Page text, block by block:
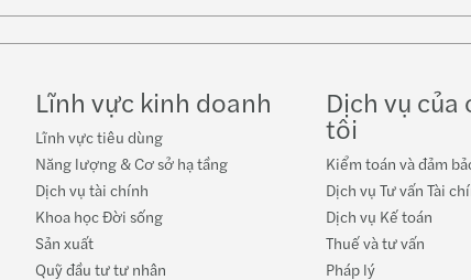
Lĩnh vực kinh doanh
Lĩnh vực tiêu dùng
Năng lượng & Cơ sở hạ tầng
Dịch vụ tài chính
Khoa học Đời sống
Sản xuất
Quỹ đầu tư tư nhân
Dịch vụ của
tôi
Kiểm toán và đảm
Dịch vụ Tư vấn Tài
Dịch vụ Kế toán
Thuế và tư vấn
Pháp lý